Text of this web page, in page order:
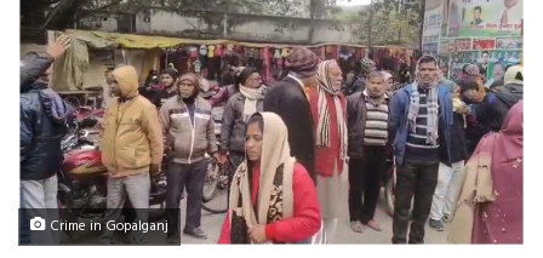
Crime in Gopalganj